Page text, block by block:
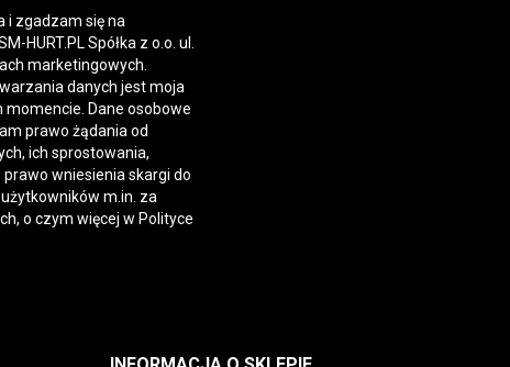
i zgadzam się na
HURT.PL Spółka z o.o. ul.
marketingowych.
danych jest moja
Dane osobowe
prawo żądania od
ich sprostowania,
wniesienia skargi do
m.in. za
o czym więcej w Polityce